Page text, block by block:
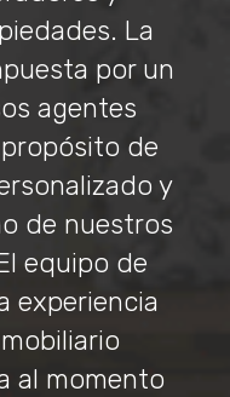
La
por un
agentes
de
y
de nuestros
equipo de
experiencia
al momento